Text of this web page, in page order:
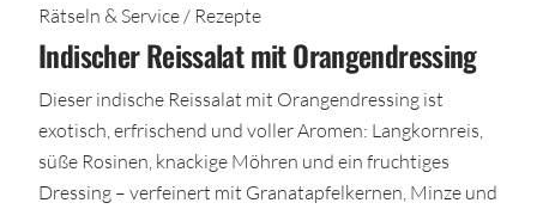
Rätseln & Service / Rezepte
Indischer Reissalat mit Orangendressing
Dieser indische Reissalat mit Orangendressing ist
exotisch, erfrischend und voller Aromen: Langkornreis,
süße Rosinen, knackige Möhren und ein fruchtiges
Dressing – verfeinert mit Granatapfelkernen, Minze und